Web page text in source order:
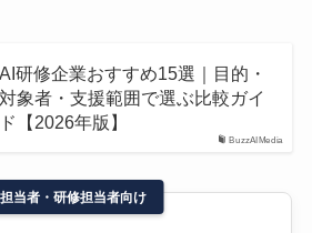
BuzzAIMedia
AI研修企業おすすめ15選｜目的・
対象者・支援範囲で選ぶ比較ガイ
ド【2026年版】
当者・研修担当者向け